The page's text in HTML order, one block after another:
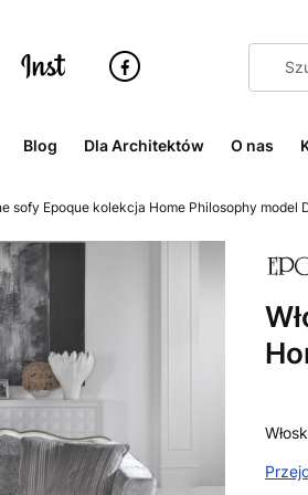
Blog Dla Architektów O nas
sofy Epoque kolekcja Home Philosophy model